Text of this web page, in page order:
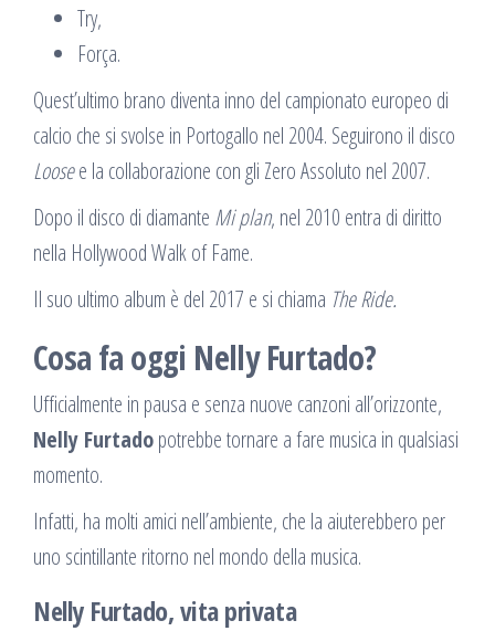
Try,
Força.
Quest’ultimo brano diventa inno del campionato europeo di
calcio che si svolse in Portogallo nel 2004. Seguirono il disco
Loosee la collaborazione con gli Zero Assoluto nel 2007.
Dopo il disco di diamante Mi plan, nel 2010 entra di diritto
nella Hollywood Walk of Fame.
Il suo ultimo album è del 2017 e si chiama The Ride.
Cosa fa oggi Nelly Furtado?
Ufficialmente in pausa e senza nuove canzoni all’orizzonte,
Nelly Furtadopotrebbe tornare a fare musica in qualsiasi
momento.
Infatti, ha molti amici nell’ambiente, che la aiuterebbero per
uno scintillante ritorno nel mondo della musica.
Nelly Furtado, vita privata